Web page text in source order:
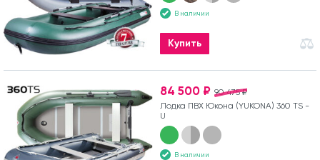
В наличии
Купить
90 475 ₽
84 500 ₽
Лодка ПВХ Юкона (YUKONA) 360 TS -
U
В наличии